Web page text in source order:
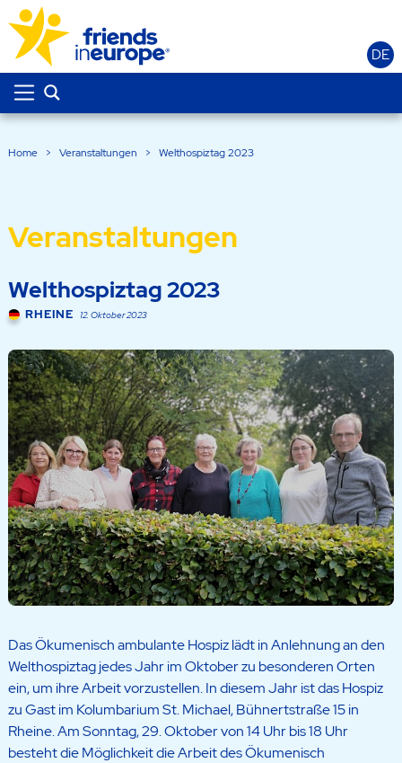
DE
Home > Veranstaltungen > Welthospiztag 2023
Veranstaltungen
Welthospiztag 2023
RHEINE 12. Oktober 2023
Das Ökumenisch ambulante Hospiz lädt in Anlehnung an den
Welthospiztag jedes Jahr im Oktober zu besonderen Orten
ein, um ihre Arbeit vorzustellen. In diesem Jahr ist das Hospiz
zu Gast im Kolumbarium St. Michael, Bühnertstraße 15 in
Rheine. Am Sonntag, 29. Oktober von 14 Uhr bis 18 Uhr
besteht die Möglichkeit die Arbeit des Ökumenisch